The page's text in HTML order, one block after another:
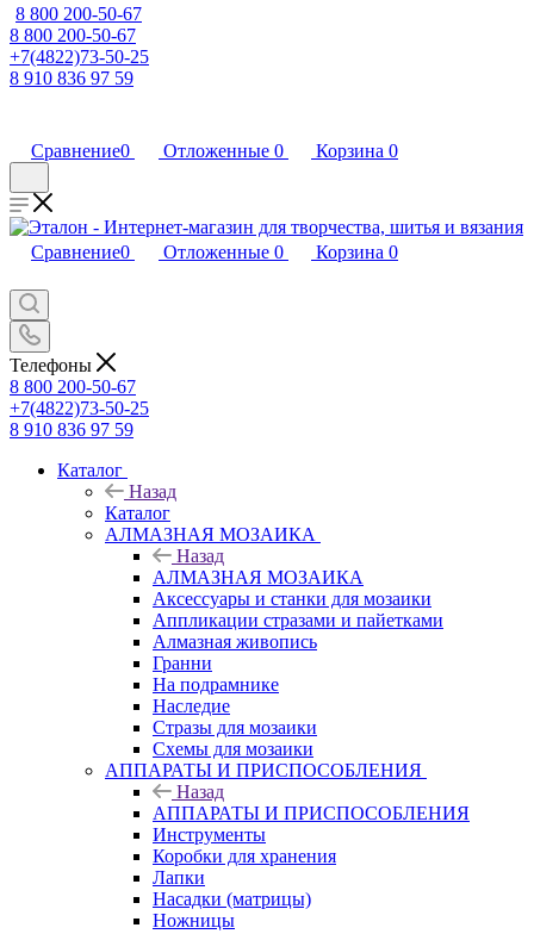
8 800 200-50-67
8 800 200-50-67
+7(4822)73-50-25
8 910 836 97 59
Сравнение0 Отложенные 0 Корзина 0
Сравнение0 Отложенные 0 Корзина 0
Телефоны
8 800 200-50-67
+7(4822)73-50-25
8 910 836 97 59
Каталог
Назад
Каталог
АЛМАЗНАЯ МОЗАИКА
Назад
АЛМАЗНАЯ МОЗАИКА
Аксессуары и станки для мозаики
Аппликации стразами и пайетками
Алмазная живопись
Гранни
На подрамнике
Наследие
Стразы для мозаики
Схемы для мозаики
АППАРАТЫ И ПРИСПОСОБЛЕНИЯ
Назад
АППАРАТЫ И ПРИСПОСОБЛЕНИЯ
Инструменты
Коробки для хранения
Лапки
Насадки (матрицы)
Ножницы